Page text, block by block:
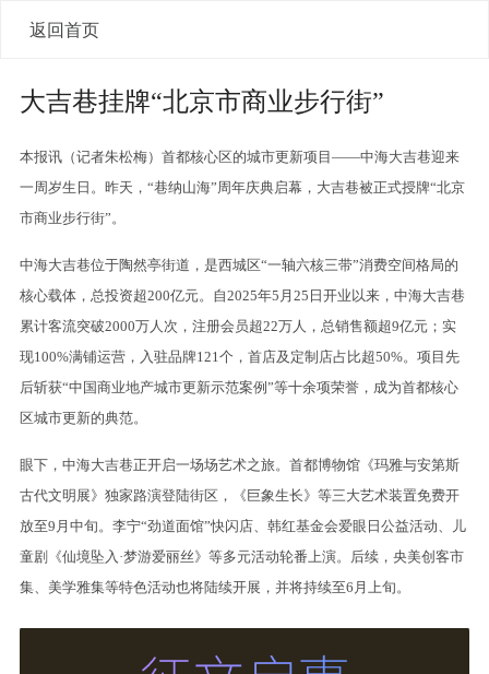
返回首页
大吉巷挂牌“北京市商业步行街”
本报讯（记者朱松梅）首都核心区的城市更新项目——中海大吉巷迎来
一周岁生日。昨天，“巷纳山海”周年庆典启幕，大吉巷被正式授牌“北京
市商业步行街”。
中海大吉巷位于陶然亭街道，是西城区“一轴六核三带”消费空间格局的
核心载体，总投资超200亿元。自2025年5月25日开业以来，中海大吉巷
累计客流突破2000万人次，注册会员超22万人，总销售额超9亿元；实
现100%满铺运营，入驻品牌121个，首店及定制店占比超50%。项目先
后斩获“中国商业地产城市更新示范案例”等十余项荣誉，成为首都核心
区城市更新的典范。
眼下，中海大吉巷正开启一场场艺术之旅。首都博物馆《玛雅与安第斯
古代文明展》独家路演登陆街区，《巨象生长》等三大艺术装置免费开
放至9月中旬。李宁“劲道面馆”快闪店、韩红基金会爱眼日公益活动、儿
童剧《仙境坠入·梦游爱丽丝》等多元活动轮番上演。后续，央美创客市
集、美学雅集等特色活动也将陆续开展，并将持续至6月上旬。